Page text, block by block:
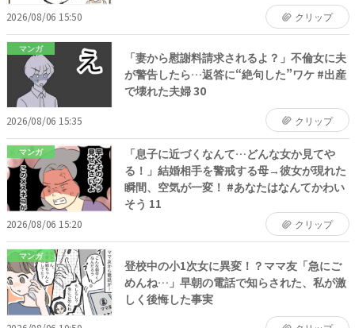
2026/08/06 15:50 クリップ
マンガ
「妻から慰謝料請求されるよ？」不倫女に夫
が警告したら…返答に“絶句した”ワケ #出産
で壊れた夫婦 30
2026/08/06 15:35 クリップ
マンガ
「息子に近づくなんて…どんな女か見てや
る！」結婚相手を警戒する母→彼女が現れた
瞬間、空気が一変！ #あなたはなんてかわい
そう 11
2026/08/06 15:20 クリップ
マンガ
登校中の小1次女に異変！？ママ友「急にご
めんね…」早朝の電話で知らされた、私が激
しく後悔した事実